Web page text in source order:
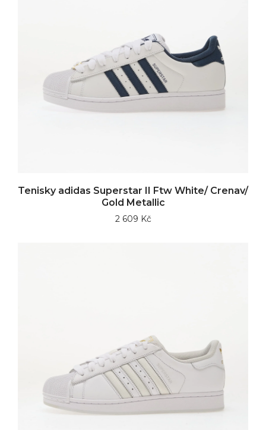
Tenisky adidas Superstar II Ftw White/ Crenav/
Gold Metallic
2 609 Kč